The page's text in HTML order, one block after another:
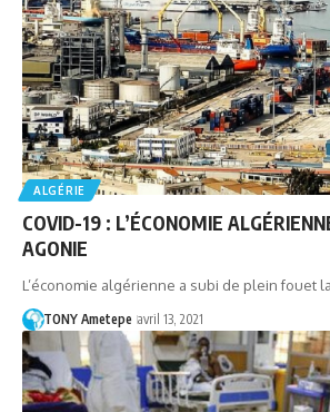
ALGÉRIE
COVID-19 : L’ÉCONOMIE
AGONIE
L’économie algérienne a subi de plein fouet
TONY Ametepe avril 13, 2021